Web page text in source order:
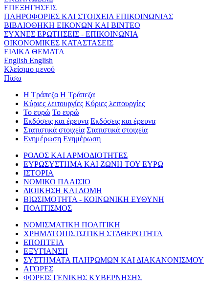
ΕΠΕΞΗΓΗΣΕΙΣ
ΠΛΗΡΟΦΟΡΙΕΣ ΚΑΙ ΣΤΟΙΧΕΙΑ ΕΠΙΚΟΙΝΩΝΙΑΣ
ΒΙΒΛΙΟΘΗΚΗ ΕΙΚΟΝΩΝ ΚΑΙ ΒΙΝΤΕΟ
ΣΥΧΝΕΣ ΕΡΩΤΗΣΕΙΣ - ΕΠΙΚΟΙΝΩΝΙΑ
ΟΙΚΟΝΟΜΙΚΕΣ ΚΑΤΑΣΤΑΣΕΙΣ
ΕΙΔΙΚΑ ΘΕΜΑΤΑ
English English
Κλείσιμο μενού
Πίσω
Η Τράπεζα Η Τράπεζα
Κύριες λειτουργίες Κύριες λειτουργίες
Το ευρώ Το ευρώ
Εκδόσεις και έρευνα Εκδόσεις και έρευνα
Στατιστικά στοιχεία Στατιστικά στοιχεία
Ενημέρωση Ενημέρωση
ΡΟΛΟΣ ΚΑΙ ΑΡΜΟΔΙΟΤΗΤΕΣ
ΕΥΡΩΣΥΣΤΗΜΑ ΚΑΙ ΖΩΝΗ ΤΟΥ ΕΥΡΩ
ΙΣΤΟΡΙΑ
ΝΟΜΙΚΟ ΠΛΑΙΣΙΟ
ΔΙΟΙΚΗΣΗ ΚΑΙ ΔΟΜΗ
ΒΙΩΣΙΜΟΤΗΤΑ - ΚΟΙΝΩΝΙΚΗ ΕΥΘΥΝΗ
ΠΟΛΙΤΙΣΜΟΣ
ΝΟΜΙΣΜΑΤΙΚΗ ΠΟΛΙΤΙΚΗ
ΧΡΗΜΑΤΟΠΙΣΤΩΤΙΚΗ ΣΤΑΘΕΡΟΤΗΤΑ
ΕΠΟΠΤΕΙΑ
ΕΞΥΓΙΑΝΣΗ
ΣΥΣΤΗΜΑΤΑ ΠΛΗΡΩΜΩΝ ΚΑΙ ΔΙΑΚΑΝΟΝΙΣΜΟΥ
ΑΓΟΡΕΣ
ΦΟΡΕΙΣ ΓΕΝΙΚΗΣ ΚΥΒΕΡΝΗΣΗΣ